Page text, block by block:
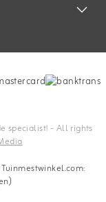
specialist! - All rights